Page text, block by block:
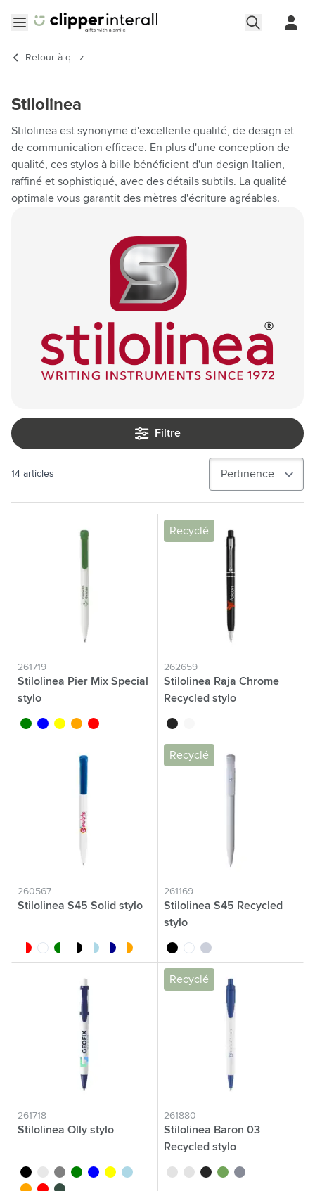
Retour à q - z
Stilolinea
Stilolinea est synonyme d'excellente qualité, de design et
de communication efficace. En plus d'une conception de
qualité, ces stylos à bille bénéficient d'un design Italien,
raffiné et sophistiqué, avec des détails subtils. La qualité
optimale vous garantit des mètres d'écriture agréables.
Filtre
14 articles
261719
Stilolinea Pier Mix Special
stylo
vert bleu jauneorange
rouge
Recyclé
262659
Stilolinea Raja Chrome
Recycled stylo
noir
260567
Stilolinea S45 Solid stylo
blanc/rouge
blancblanc/vertblanc/noirblanc/bleu clair
blanc/bleu foncé
blanc/orange
Recyclé
261169
Stilolinea S45 Recycled
stylo
noir blancgris
261718
Stilolinea Olly stylo
noir blancgris vert bleu jaunebleu clair
orangerougevert foncé
Recyclé
261880
Stilolinea Baron 03
Recycled stylo
blanc/bleu
blancblanc/noir
blanc/vert clair
blanc/gris